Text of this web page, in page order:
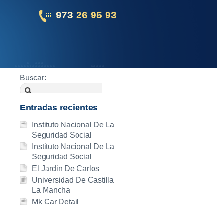
973 26 95 93
Buscar:
Entradas recientes
Instituto Nacional De La
Seguridad Social
Instituto Nacional De La
Seguridad Social
El Jardin De Carlos
Universidad De Castilla
La Mancha
Mk Car Detail